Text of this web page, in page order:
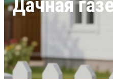
Дачная